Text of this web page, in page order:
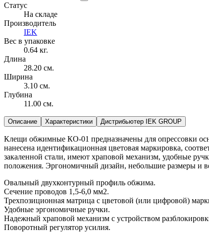
Статус
На складе
Производитель
IEK
Вес в упаковке
0.64 кг.
Длина
28.20 см.
Ширина
3.10 см.
Глубина
11.00 см.
Описание Характеристики Дистрибьютер IEK GROUP
Клещи обжимные КО-01 предназначены для опрессовки
нанесена идентификационная цветовая маркировка,
закаленной стали, имеют храповой механизм, удобные
положения. Эргономичный дизайн, небольшие размеры и
Овальный двухконтурный профиль обжима.
Сечение проводов 1,5-6,0 мм2.
Трехпозиционная матрица с цветовой (или цифровой)
Удобные эргономичные ручки.
Надежный храповой механизм с устройством
Поворотный регулятор усилия.